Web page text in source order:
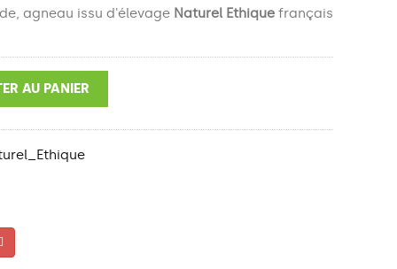
agneau issu d'élevage Naturel Ethique français
AU PANIER